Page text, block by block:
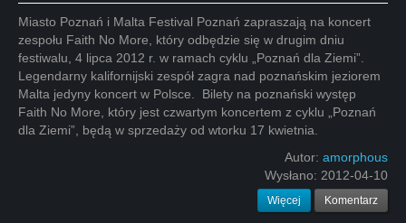
Miasto Poznań i Malta Festival Poznań zapraszają na koncert
zespołu Faith No More, który odbędzie się w drugim dniu
festiwalu, 4 lipca 2012 r. w ramach cyklu „Poznań dla Ziemi”.
Legendarny kalifornijski zespół zagra nad poznańskim jeziorem
Malta jedyny koncert w Polsce. Bilety na poznański występ
Faith No More, który jest czwartym koncertem z cyklu „Poznań
dla Ziemi”, będą w sprzedaży od wtorku 17 kwietnia.
Autor: amorphous
Wysłano: 2012-04-10
Więcej Komentarz